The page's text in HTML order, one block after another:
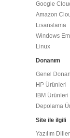
Google
Amazon
Lisanslama
Windows
Linux
Donanım
Genel
HP Ürünleri
IBM Ürünleri
Depolama
Site ile ilgili
Yazılım